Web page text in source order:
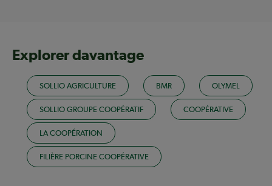
Explorer davantage
SOLLIO AGRICULTURE BMR OLYMEL
SOLLIO GROUPE COOPÉRATIF COOPÉRATIVE
LA COOPÉRATION
FILIÈRE PORCINE COOPÉRATIVE